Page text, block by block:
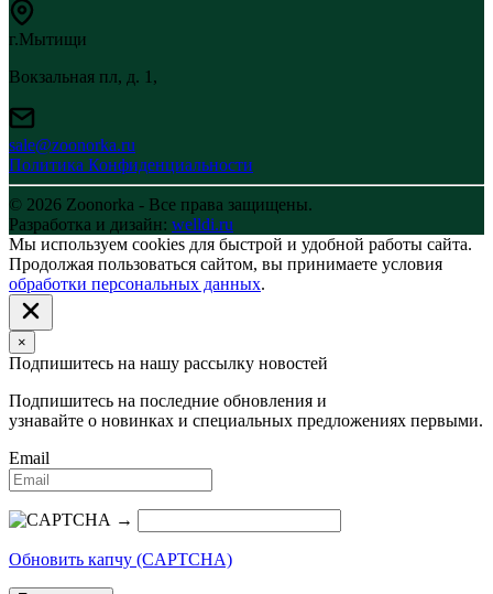
г.Мытищи
Вокзальная пл, д. 1,
sale@zoonorka.ru
Политика Конфиденциальности
© 2026 Zoonorka - Все права защищены.
Разработка и дизайн: welldi.ru
Мы используем cookies для быстрой и удобной работы сайта.
Продолжая пользоваться сайтом, вы принимаете условия
обработки персональных данных.
×
Подпишитесь на нашу рассылку новостей
Подпишитесь на последние обновления и
узнавайте о новинках и специальных предложениях первыми.
Email
→
Обновить капчу (CAPTCHA)